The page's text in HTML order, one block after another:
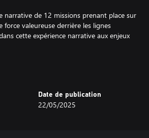
narrative de 12 missions prenant place sur
valeureuse derrière les lignes
cette expérience narrative aux enjeux
les alliés en chantant les exploits des
Date de publication
22/05/2025